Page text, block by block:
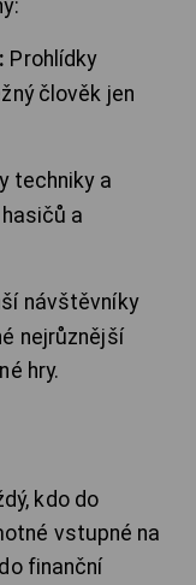
Prohlídky
člověk jen
techniky a
a
návštěvníky
nejrůznější
hry.
kdo do
vstupné na
finanční